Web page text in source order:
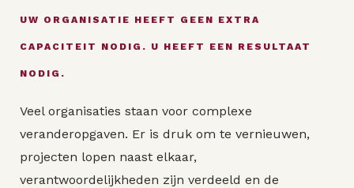
UW ORGANISATIE HEEFT GEEN EXTRA
CAPACITEIT NODIG. U HEEFT EEN RESULTAAT
NODIG.
Veel organisaties staan voor complexe
veranderopgaven. Er is druk om te vernieuwen,
projecten lopen naast elkaar,
verantwoordelijkheden zijn verdeeld en de